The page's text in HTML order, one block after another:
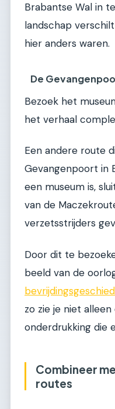
Brabantse Wal in
landschap
hier anders waren.
De
Bezoek het
het verhaal
Een andere route
Gevangenpoort in
een museum is,
van de
verzetsstrijders
Door dit te
beeld van de
zo zie je niet
onderdrukking die
Combineer
routes